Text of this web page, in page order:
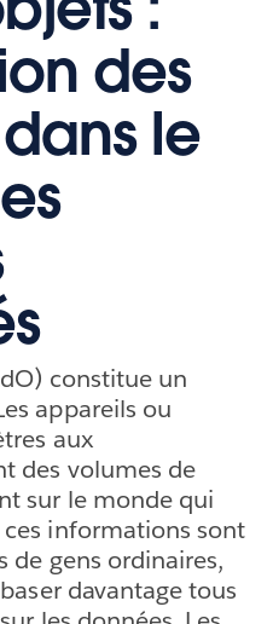
des
le
constitue un
appareils ou
aux
des volumes de
sur le monde qui
informations sont
de gens ordinaires,
davantage tous